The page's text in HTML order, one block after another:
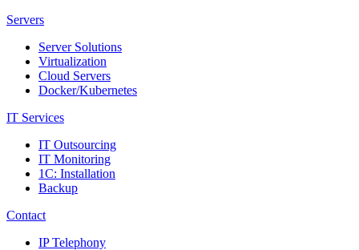
Servers
Server Solutions
Virtualization
Cloud Servers
Docker/Kubernetes
IT Services
IT Outsourcing
IT Monitoring
1C: Installation
Backup
Contact
IP Telephony